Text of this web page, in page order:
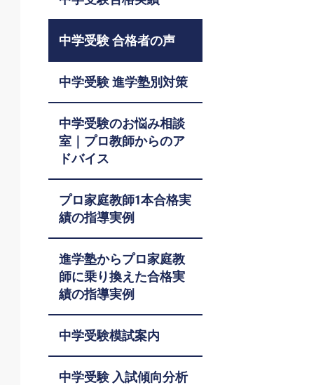
中学受験 合格者の声
中学受験 進学塾別対策
中学受験のお悩み相談
室｜プロ教師からのア
ドバイス
プロ家庭教師1本合格実
績の指導実例
進学塾からプロ家庭教
師に乗り換えた合格実
績の指導実例
中学受験模試案内
中学受験 入試傾向分析